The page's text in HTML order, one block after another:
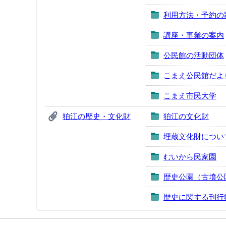
利用方法・予約の
講座・事業の案内
公民館の活動団体
こまえ公民館だよ
こまえ市民大学
狛江の歴史・文化財 狛江の文化財
埋蔵文化財につい
むいから民家園
歴史公園（古墳公
歴史に関する刊行